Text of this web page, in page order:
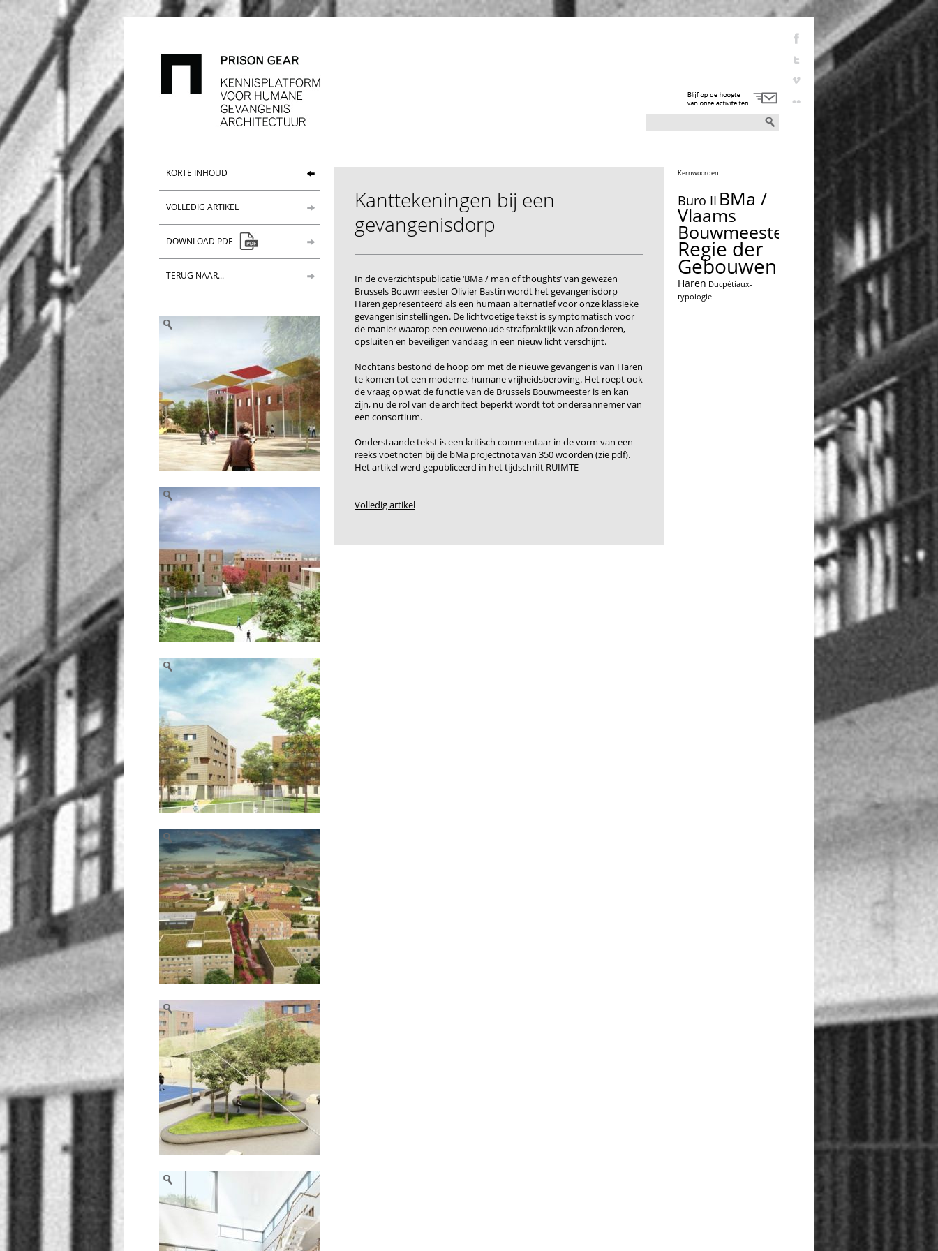
KORTE INHOUD
VOLLEDIG ARTIKEL
DOWNLOAD PDF
TERUG NAAR...
Kernwoorden
Buro II BMa /
Vlaams
Bouwmeester
Regie der
Gebouwen
Haren Ducpétiaux-
typologie
Kanttekeningen bij een
gevangenisdorp
In de overzichtspublicatie ‘BMa / man of thoughts’ van gewezen
Brussels Bouwmeester Olivier Bastin wordt het gevangenisdorp
Haren gepresenteerd als een humaan alternatief voor onze klassieke
gevangenisinstellingen. De lichtvoetige tekst is symptomatisch voor
de manier waarop een eeuwenoude strafpraktijk van afzonderen,
opsluiten en beveiligen vandaag in een nieuw licht verschijnt.
Nochtans bestond de hoop om met de nieuwe gevangenis van Haren
te komen tot een moderne, humane vrijheidsberoving. Het roept ook
de vraag op wat de functie van de Brussels Bouwmeester is en kan
zijn, nu de rol van de architect beperkt wordt tot onderaannemer van
een consortium.
Onderstaande tekst is een kritisch commentaar in de vorm van een
reeks voetnoten bij de bMa projectnota van 350 woorden (zie pdf).
Het artikel werd gepubliceerd in het tijdschrift RUIMTE
Volledig artikel